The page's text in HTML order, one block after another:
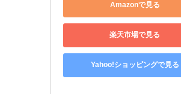
Amazonで見る
楽天市場で見る
Yahoo!ショッピングで見る